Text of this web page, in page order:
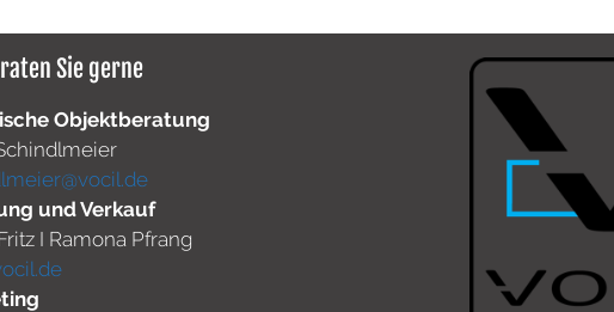
Sie gerne
Objektberatung
und Verkauf
I Ramona Pfrang